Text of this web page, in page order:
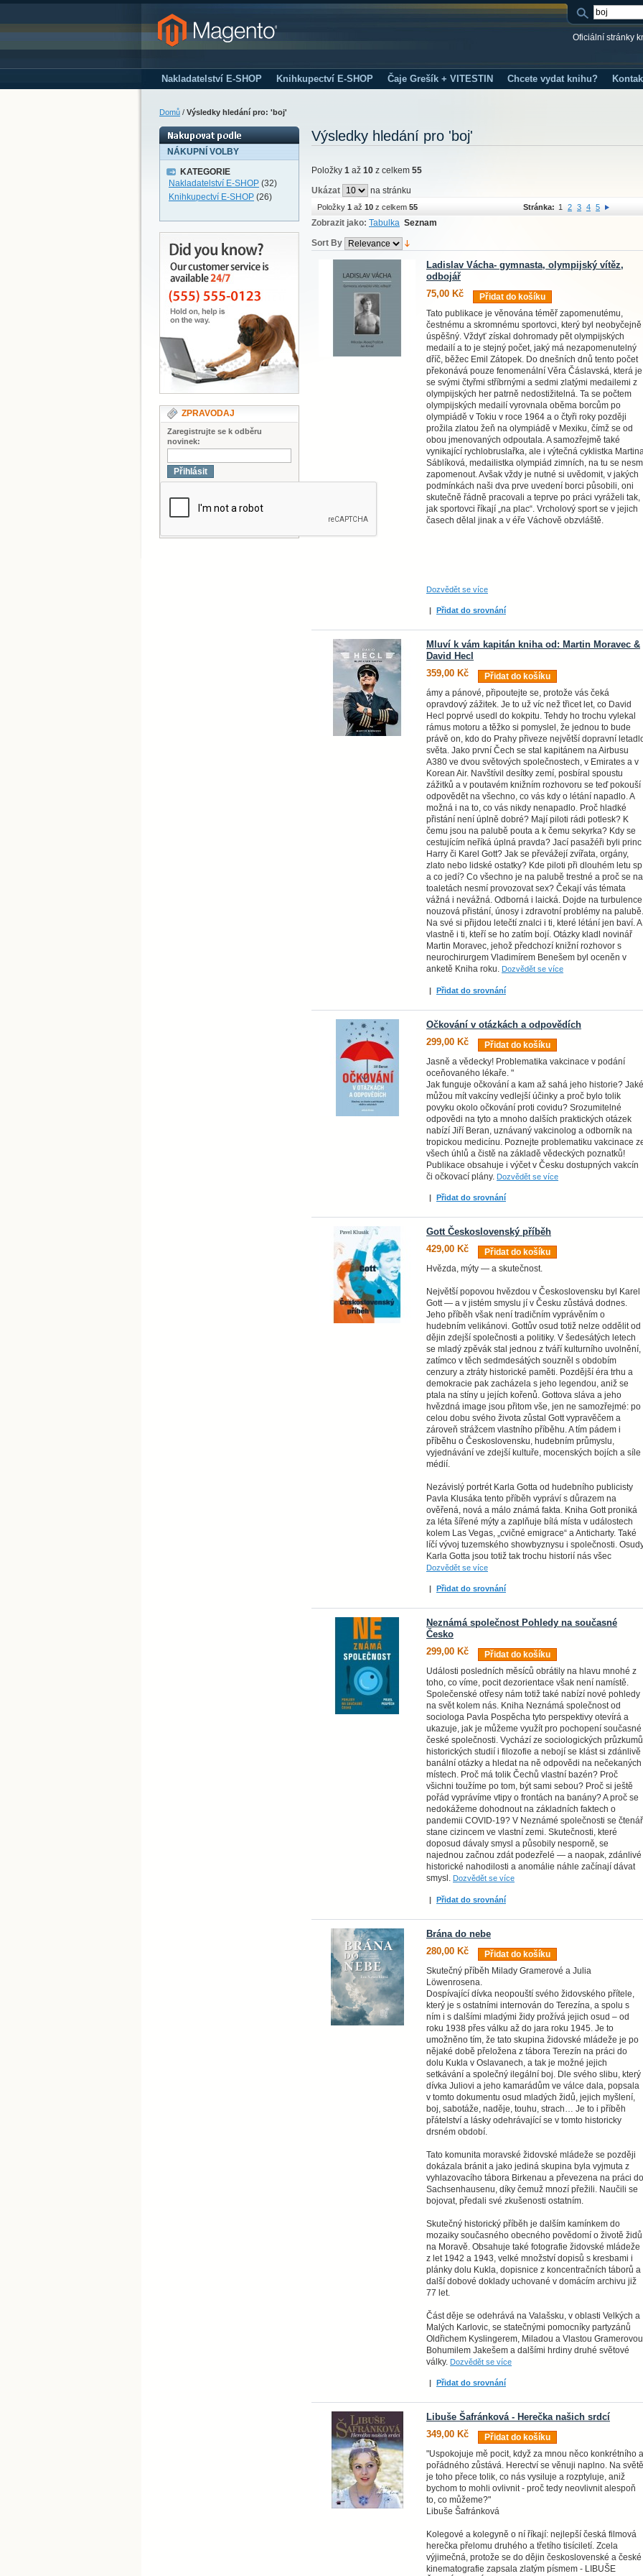
Oficiální stránky
Nakladatelství E-SHOP Knihkupectví E-SHOP Čaje Grešík + VITESTIN Chcete vydat knihu?
Domů / Výsledky hledání pro: 'boj'
NÁKUPNÍ VOLBY
KATEGORIE
Nakladatelství E-SHOP (32)
Knihkupectví E-SHOP (26)
ZPRAVODAJ
Zaregistrujte se k odběru
novinek:
Přihlásit
Výsledky hledání pro 'boj'
Položky 1 až 10 z celkem 55
Ukázat
na stránku
Položky 1 až 10 z celkem 55 Stránka: 1 2 3 4 5
Zobrazit jako: Tabulka Seznam
Sort By
Ladislav Vácha- gymnasta, olympijský vítěz,
odbojář
75,00 Kč
Přidat do košíku
Tato publikace je věnována téměř zapomenutému,
čestnému a skromnému sportovci, který byl neobyčejně
úspěšný. Vždyť získal dohromady pět olympijských
medailí a to je stejný počet, jaký má nezapomenutelný
dříč, běžec Emil Zátopek. Do dnešních dnů tento počet
překonává pouze fenomenální Věra Čáslavská, která je
se svými čtyřmi stříbrnými a sedmi zlatými medailemi z
olympijských her patrně nedostižitelná. Ta se počtem
olympijských medailí vyrovnala oběma borcům po
olympiádě v Tokiu v roce 1964 a o čtyři roky později
prožila zlatou žeň na olympiádě v Mexiku, čímž se od
obou jmenovaných odpoutala. A samozřejmě také
vynikající rychlobruslařka, ale i výtečná cyklistka
Sáblíková, medailistka olympiád zimních, na tu se
zapomenout. Avšak vždy je nutné si uvědomit, v jakých
podmínkách naši dva prve uvedení borci působili, oni
skutečně řádně pracovali a teprve po práci vyráželi tak,
jak sportovci říkají „na plac“. Vrcholový sport se v jejich
časech dělal jinak a v éře Váchově obzvláště.
Dozvědět se více
Přidat do srovnání
Mluví k vám kapitán kniha od: Martin Moravec &
David Hecl
359,00 Kč
Přidat do košíku
ámy a pánové, připoutejte se, protože vás čeká
opravdový zážitek. Je to už víc než třicet let, co David
Hecl poprvé usedl do kokpitu. Tehdy ho trochu vylekal
rámus motoru a těžko si pomyslel, že jednou to bude
právě on, kdo do Prahy přiveze největší dopravní
světa. Jako první Čech se stal kapitánem na Airbusu
A380 ve dvou světových společnostech, v Emirates a v
Korean Air. Navštívil desítky zemí, posbíral spoustu
zážitků a v poutavém knižním rozhovoru se teď pokouší
odpovědět na všechno, co vás kdy o létání napadlo. A
možná i na to, co vás nikdy nenapadlo. Proč hladké
přistání není úplně dobré? Mají piloti rádi potlesk? K
čemu jsou na palubě pouta a k čemu sekyrka? Kdy se
cestujícím neříká úplná pravda? Jací pasažéři byli princ
Harry či Karel Gott? Jak se převážejí zvířata, orgány,
zlato nebo lidské ostatky? Kde piloti při dlouhém letu
a co jedí? Co všechno je na palubě trestné a proč se na
toaletách nesmí provozovat sex? Čekají vás témata
vážná i nevážná. Odborná i laická. Dojde na
nouzová přistání, únosy i zdravotní problémy na palubě.
Na své si přijdou letečtí znalci i ti, které létání jen baví. A
vlastně i ti, kteří se ho zatím bojí. Otázky kladl novinář
Martin Moravec, jehož předchozí knižní rozhovor s
neurochirurgem Vladimírem Benešem byl oceněn v
anketě Kniha roku. Dozvědět se více
| Přidat do srovnání
Očkování v otázkách a odpovědích
299,00 Kč
Přidat do košíku
Jasně a vědecky! Problematika vakcinace v podání
oceňovaného lékaře. "
Jak funguje očkování a kam až sahá jeho historie? Jaké
můžou mít vakcíny vedlejší účinky a proč bylo tolik
povyku okolo očkování proti covidu? Srozumitelné
odpovědi na tyto a mnoho dalších praktických otázek
nabízí Jiří Beran, uznávaný vakcinolog a odborník na
tropickou medicínu. Poznejte problematiku vakcinace
všech úhlů a čistě na základě vědeckých poznatků!
Publikace obsahuje i výčet v Česku dostupných vakcín
či očkovací plány. Dozvědět se více
| Přidat do srovnání
Gott Československý příběh
429,00 Kč
Přidat do košíku
Hvězda, mýty — a skutečnost.
Největší popovou hvězdou v Československu byl Karel
Gott — a v jistém smyslu jí v Česku zůstává dodnes.
Jeho příběh však není tradičním vyprávěním o
hudebním velikánovi. Gottův osud totiž nelze oddělit od
dějin zdejší společnosti a politiky. V šedesátých letech
se mladý zpěvák stal jednou z tváří kulturního uvolnění,
zatímco v těch sedmdesátých souzněl s obdobím
cenzury a ztráty historické paměti. Pozdější éra trhu a
demokracie pak zacházela s jeho legendou, aniž se
ptala na stíny u jejích kořenů. Gottova sláva a jeho
hvězdná image jsou přitom vše, jen ne samozřejmé: po
celou dobu svého života zůstal Gott vypravěčem a
zároveň strážcem vlastního příběhu. A tím pádem i
příběhu o Československu, hudebním průmyslu,
vyjednávání ve zdejší kultuře, mocenských bojích a síle
médií.
Nezávislý portrét Karla Gotta od hudebního publicisty
Pavla Klusáka tento příběh vypráví s důrazem na
ověřená, nová a málo známá fakta. Kniha Gott proniká
za léta šířené mýty a zaplňuje bílá místa v událostech
kolem Las Vegas, „cvičné emigrace“ a Anticharty. Také
líčí vývoj tuzemského showbyznysu i společnosti.
Karla Gotta jsou totiž tak trochu historií nás všec
Dozvědět se více
Přidat do srovnání
Neznámá společnost Pohledy na současné
Česko
299,00 Kč
Přidat do košíku
Události posledních měsíců obrátily na hlavu mnohé z
toho, co víme, pocit dezorientace však není namístě.
Společenské otřesy nám totiž také nabízí nové pohledy
na svět kolem nás. Kniha Neznámá společnost od
sociologa Pavla Pospěcha tyto perspektivy otevírá a
ukazuje, jak je můžeme využít pro pochopení současné
české společnosti. Vychází ze sociologických
historických studií i filozofie a nebojí se klást si zdánlivě
banální otázky a hledat na ně odpovědi na nečekaných
místech. Proč má tolik Čechů vlastní bazén? Proč
všichni toužíme po tom, být sami sebou? Proč si ještě
pořád vyprávíme vtipy o frontách na banány? A proč se
nedokážeme dohodnout na základních faktech o
pandemii COVID-19? V Neznámé společnosti se čtenář
stane cizincem ve vlastní zemi. Skutečnosti, které
doposud dávaly smysl a působily nesporně, se
najednou začnou zdát podezřelé — a naopak, zdánlivé
historické nahodilosti a anomálie náhle začínají dávat
smysl. Dozvědět se více
| Přidat do srovnání
Brána do nebe
280,00 Kč
Přidat do košíku
Skutečný příběh Milady Gramerové a Julia
Löwenrosena.
Dospívající dívka neopouští svého židovského přítele,
který je s ostatními internován do Terezína, a spolu s
ním i s dalšími mladými židy prožívá jejich osud – od
roku 1938 přes válku až do jara roku 1945. Je to
umožněno tím, že tato skupina židovské mládeže je po
nějaké době přeložena z tábora Terezín na práci do
dolu Kukla v Oslavanech, a tak je možné jejich
setkávání a společný ilegální boj. Dle svého slibu, který
dívka Juliovi a jeho kamarádům ve válce dala, popsala
v tomto dokumentu osud mladých židů, jejich myšlení,
boj, sabotáže, naděje, touhu, strach… Je to i příběh
přátelství a lásky odehrávající se v tomto historicky
drsném období.
Tato komunita moravské židovské mládeže se později
dokázala bránit a jako jediná skupina byla vyjmuta z
vyhlazovacího tábora Birkenau a převezena na práci do
Sachsenhausenu, díky čemuž mnozí přežili. Naučili se
bojovat, předali své zkušenosti ostatním.
Skutečný historický příběh je dalším kamínkem do
mozaiky současného obecného povědomí o životě židů
na Moravě. Obsahuje také fotografie židovské mládeže
z let 1942 a 1943, velké množství dopisů s kresbami i
plánky dolu Kukla, dopisnice z koncentračních táborů a
další dobové doklady uchované v domácím archivu již
77 let.
Část děje se odehrává na Valašsku, v oblasti Velkých a
Malých Karlovic, se statečnými pomocníky partyzánů
Oldřichem Kyslingerem, Miladou a Vlastou
Bohumilem Jakešem a dalšími hrdiny druhé světové
války. Dozvědět se více
Přidat do srovnání
Libuše Šafránková - Herečka našich srdcí
349,00 Kč
Přidat do košíku
"Uspokojuje mě pocit, když za mnou něco konkrétního a
pořádného zůstává. Herectví se věnuji naplno. Na světě
je toho přece tolik, co nás vysiluje a rozptyluje, aniž
bychom to mohli ovlivnit - proč tedy neovlivnit alespoň
to, co můžeme?"
Libuše Šafránková
Kolegové a kolegyně o ní říkají: nejlepší česká filmová
herečka přelomu druhého a třetího tisíciletí. Zcela
výjimečná, protože se do dějin československé a české
kinematografie zapsala zlatým písmem - LIBUŠE